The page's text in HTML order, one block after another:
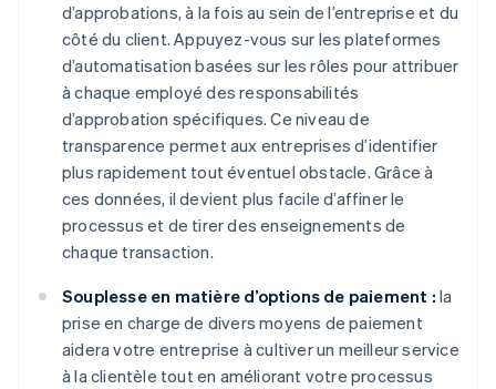
d’approbations, à la fois au sein de l’entreprise et du
côté du client. Appuyez-vous sur les plateformes
d’automatisation basées sur les rôles pour attribuer
à chaque employé des responsabilités
d’approbation spécifiques. Ce niveau de
transparence permet aux entreprises d’identifier
plus rapidement tout éventuel obstacle. Grâce à
ces données, il devient plus facile d’affiner le
processus et de tirer des enseignements de
chaque transaction.
Souplesse en matière d’options de paiement : la
prise en charge de divers moyens de paiement
aidera votre entreprise à cultiver un meilleur service
à la clientèle tout en améliorant votre processus